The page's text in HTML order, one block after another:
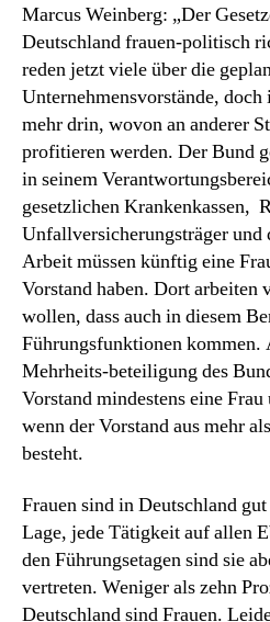
Marcus Weinberg: „Der
Deutschland frauen-politisch
reden jetzt viele über die
Unternehmensvorstände,
mehr drin, wovon an anderer
profitieren werden. Der Bund
in seinem
gesetzlichen Krankenkassen,
Unfallversicherungsträger und
Arbeit müssen künftig eine
Vorstand haben. Dort arbeiten
wollen, dass auch in diesem
Führungsfunktionen kommen.
Mehrheits-beteiligung des
Vorstand mindestens eine
wenn der Vorstand aus mehr
besteht.
Frauen sind in Deutschland
Lage, jede Tätigkeit auf allen
den Führungsetagen sind sie
vertreten. Weniger als zehn
Deutschland sind Frauen.